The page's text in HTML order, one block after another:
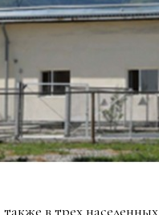
в трех населенных